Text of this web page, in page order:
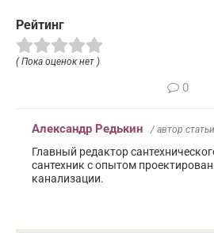
Рейтинг
( Пока оценок нет )
0
Александр Редькин / автор статьи
Главный редактор
сантехник с опытом
канализации.